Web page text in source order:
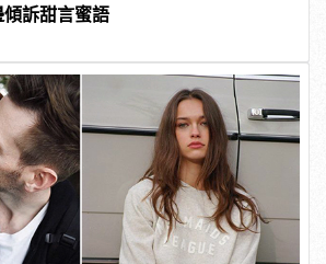
訴甜言蜜語